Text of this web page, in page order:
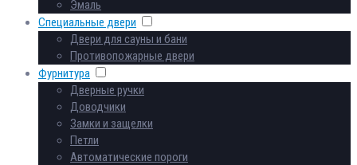
Эмаль
Специальные двери
Двери для сауны и бани
Противопожарные двери
Фурнитура
Дверные ручки
Доводчики
Замки и защелки
Петли
Автоматические пороги